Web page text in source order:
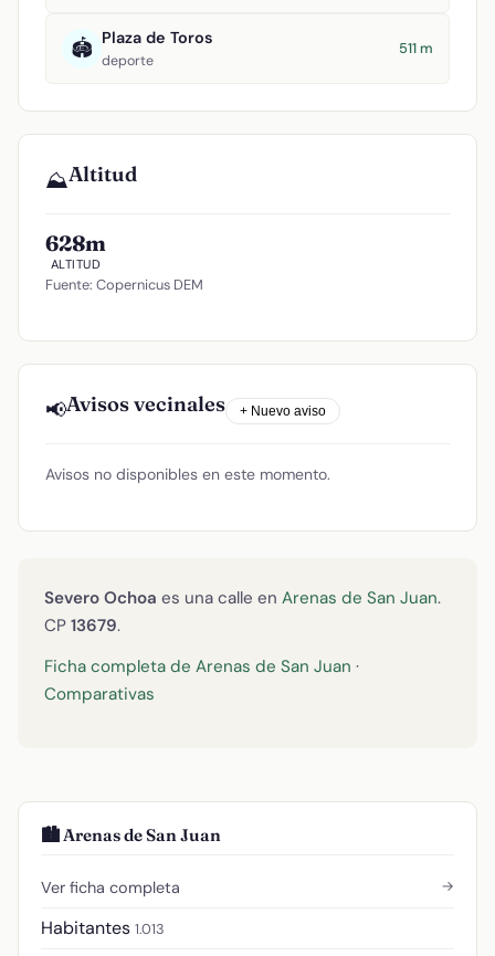
🏟️ Plaza de Toros
deporte
511 m
⛰️Altitud
628m
ALTITUD
Fuente: Copernicus DEM
📢Avisos vecinales + Nuevo aviso
Avisos no disponibles en este momento.
Severo Ochoa es una calle en Arenas de San Juan.
CP 13679.
Ficha completa de Arenas de San Juan ·
Comparativas
🏙️ Arenas de San Juan
Ver ficha completa →
Habitantes 1.013